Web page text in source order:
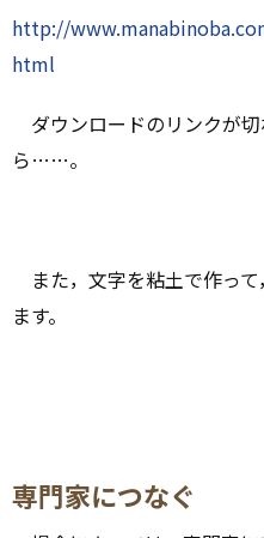
http://
html
ダウンロードのリンクが
ら……。
また，文字を粘土で作っ
ます。
専門家につなぐ